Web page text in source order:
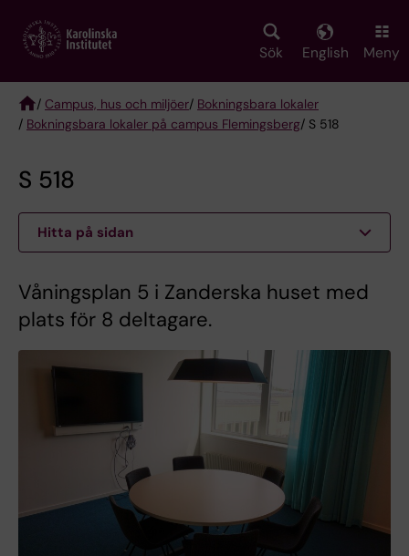
main
Sök English Meny
Breadcrumb
/ Campus, hus och miljöer/ Bokningsbara lokaler
/ Bokningsbara lokaler på campus Flemingsberg/ S 518
S 518
Hitta på sidan
Våningsplan 5 i Zanderska huset med
plats för 8 deltagare.